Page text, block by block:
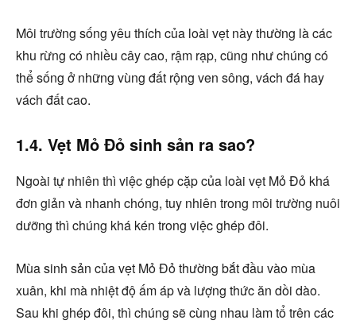
Môi trường sống yêu thích của loài vẹt này thường là các
khu rừng có nhiều cây cao, rậm rạp, cũng như chúng có
thể sống ở những vùng đất rộng ven sông, vách đá hay
vách đất cao.
1.4. Vẹt Mỏ Đỏ sinh sản ra sao?
Ngoài tự nhiên thì việc ghép cặp của loài vẹt Mỏ Đỏ khá
đơn giản và nhanh chóng, tuy nhiên trong môi trường nuôi
dưỡng thì chúng khá kén trong việc ghép đôi.
Mùa sinh sản của vẹt Mỏ Đỏ thường bắt đầu vào mùa
xuân, khi mà nhiệt độ ấm áp và lượng thức ăn dồi dào.
Sau khi ghép đôi, thì chúng sẽ cùng nhau làm tổ trên các